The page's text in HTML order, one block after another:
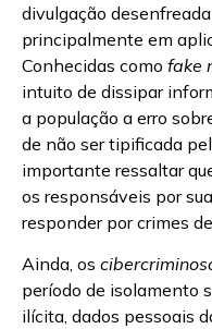
divulgação
principalmente em
Conhecidas como fake
intuito de dissipar
a população a erro
de não ser tipificada
importante ressaltar
os responsáveis por
responder por crimes
Ainda, os
período de isolamento
ilícita, dados pessoais